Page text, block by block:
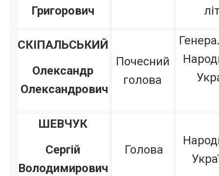
Григорович
СКІПАЛЬСЬКИЙ
Олександр
Олександрович
Почесний
голова
ШЕВЧУК
Сергій
Володимирович
Голова